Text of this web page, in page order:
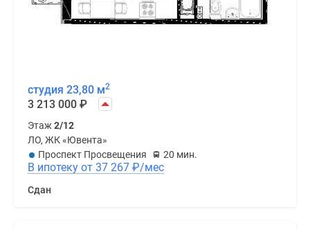
студия 23,80 м2
3 213 000 ₽
Этаж 2/12
ЛО, ЖК «Ювента»
Проспект Просвещения
20 мин.
В ипотеку от 37 267 ₽/мес
Сдан